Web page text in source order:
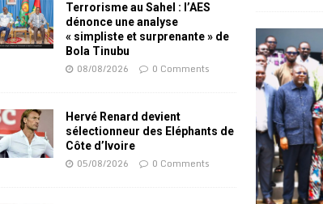
Terrorisme au Sahel : l’AES
dénonce une analyse
« simpliste et surprenante » de
Bola Tinubu
08/08/2026 0 Comments
Hervé Renard devient
sélectionneur des Eléphants de
Côte d’Ivoire
05/08/2026 0 Comments